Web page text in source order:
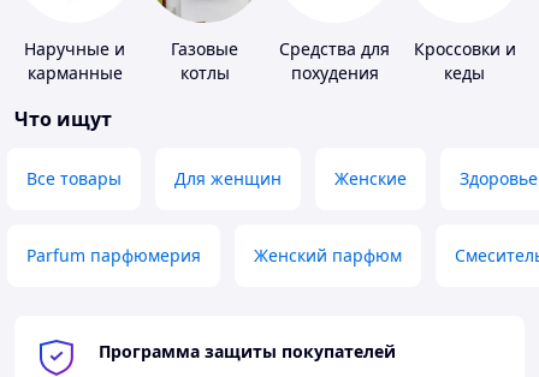
Наручные и
карманные
Газовые
котлы
Средства для
похудения
Кроссовки и
кеды
Что ищут
Все товары Для женщин Женские Здоровье
Parfum парфюмерия Женский парфюм
Программа защиты покупателей